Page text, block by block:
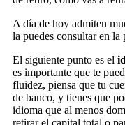
A día de hoy admiten
la puedes consultar en
El siguiente punto es el
es importante que te
fluidez, piensa que tu
de banco, y tienes que
idioma que al menos